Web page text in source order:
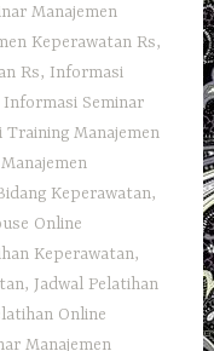
Manajemen
Keperawatan Rs,
Rs, Informasi
Informasi Seminar
Training Manajemen
Keperawatan,
Online
Keperawatan,
, Jadwal Pelatihan
Online
Manajemen